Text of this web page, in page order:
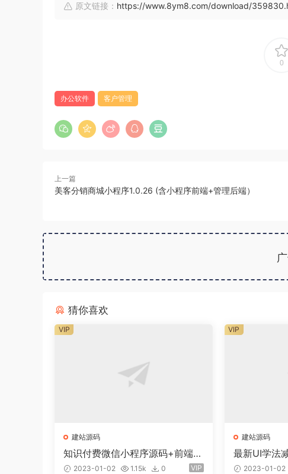
原文链接： https://www.8ym8.com/download/
0
办公软件 客户管理
上一篇
美客分销商城小程序1.0.26 (含小程序前端+管理后端）
猜你喜欢
建站源码
知识付费微信小程序源码+前端
+教程
2023-01-02 1.15k 0 VIP
VIP
建站源码
最新UI学法
商业专业版
2023-01-02
VIP